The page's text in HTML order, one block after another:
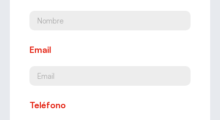
Email
Teléfono